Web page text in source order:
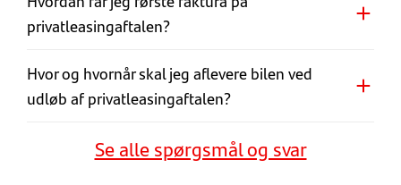
privatleasingaftalen?
Hvor og hvornår skal jeg aflevere bilen ved
udløb af privatleasingaftalen?
Se alle spørgsmål og svar